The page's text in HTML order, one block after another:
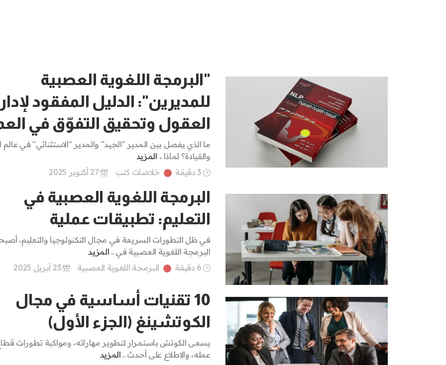
"البرمجة اللغوية العصبية
للمديرين": الدليل المفقود
العقول وتحقيق التفوّق في
ما الذي يفصل بين المدير "الجيد" والمدير "الاستثنائي" في عالم
والقيادة؟ لماذا .. المزيد
3 دقيقة
خلاصات كتب 27 أكتوبر 2025
البرمجة اللغوية العصبية في
التعليم: تطبيقات عملية
في ظل التطورات السريعة في مجال التكنولوجيا والتعليم،
البرمجة اللغوية العصبية في .. المزيد
6 دقيقة
البرمجة اللغوية العصبية 23 أبريل 2025
10 تقنيات أساسية في مجال
الكوتشينغ (الجزء الأول)
يسعى الكوتش باستمرار لتطوير مهاراته، ومواكبة تطورات
عمله، والاطلاع على أحدث .. المزيد